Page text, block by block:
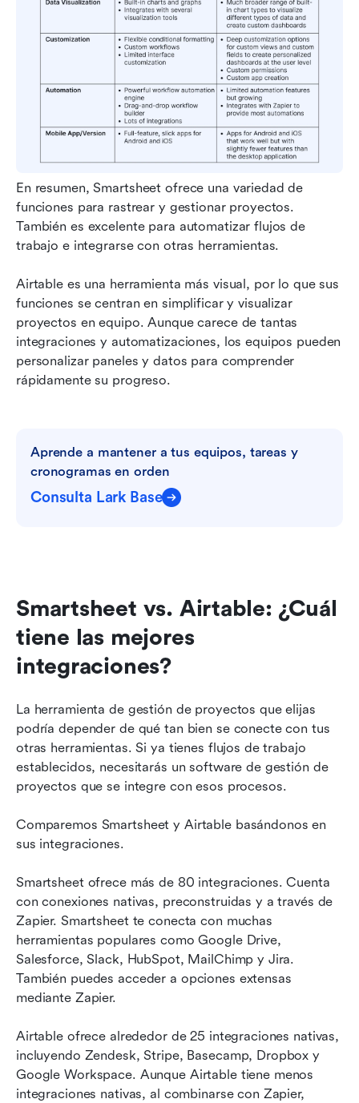
En resumen, Smartsheet ofrece una variedad de
funciones para rastrear y gestionar proyectos.
También es excelente para automatizar flujos de
trabajo e integrarse con otras herramientas.
Airtable es una herramienta más visual, por lo que sus
funciones se centran en simplificar y visualizar
proyectos en equipo. Aunque carece de tantas
integraciones y automatizaciones, los equipos pueden
personalizar paneles y datos para comprender
rápidamente su progreso.
Aprende a mantener a tus equipos, tareas y
cronogramas en orden
Consulta Lark Base
Smartsheet vs. Airtable: ¿Cuál
tiene las mejores
integraciones?
La herramienta de gestión de proyectos que elijas
podría depender de qué tan bien se conecte con tus
otras herramientas. Si ya tienes flujos de trabajo
establecidos, necesitarás un software de gestión de
proyectos que se integre con esos procesos.
Comparemos Smartsheet y Airtable basándonos en
sus integraciones.
Smartsheet ofrece más de 80 integraciones. Cuenta
con conexiones nativas, preconstruidas y a través de
Zapier. Smartsheet te conecta con muchas
herramientas populares como Google Drive,
Salesforce, Slack, HubSpot, MailChimp y Jira.
También puedes acceder a opciones extensas
mediante Zapier.
Airtable ofrece alrededor de 25 integraciones nativas,
incluyendo Zendesk, Stripe, Basecamp, Dropbox y
Google Workspace. Aunque Airtable tiene menos
integraciones nativas, al combinarse con Zapier,